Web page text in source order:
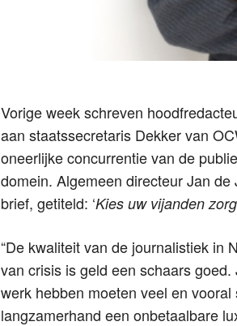
Vorige week schreven
aan staatssecretaris Dekker van
oneerlijke concurrentie van de
domein. Algemeen directeur Jan
brief, getiteld: ‘Kies uw vijanden
“De kwaliteit van de journalistiek in
van crisis is geld een schaars
werk hebben moeten veel en
langzamerhand een onbetaalbare